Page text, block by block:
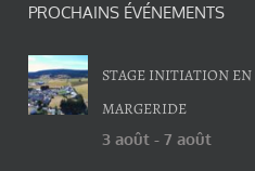
PROCHAINS ÉVÉNEMENTS
STAGE INITIATION EN
MARGERIDE
3 août -7 août